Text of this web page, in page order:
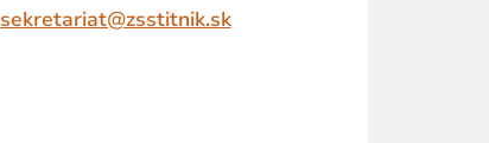
sekretariat@zsstitnik.sk